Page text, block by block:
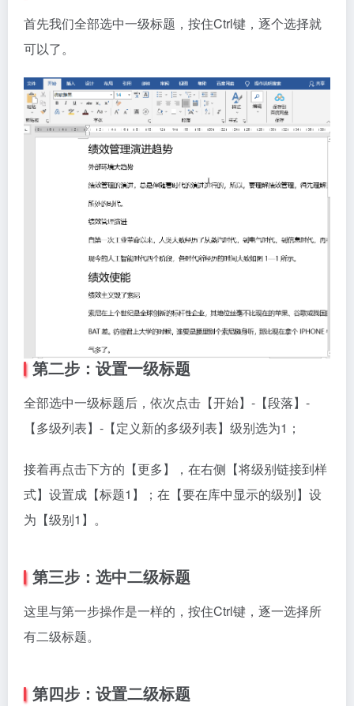
首先我们全部选中一级标题，按住Ctrl键，逐个选择就
可以了。
第二步：设置一级标题
全部选中一级标题后，依次点击【开始】-【段落】-
【多级列表】-【定义新的多级列表】级别选为1；
接着再点击下方的【更多】，在右侧【将级别链接到样
式】设置成【标题1】；在【要在库中显示的级别】设
为【级别1】。
第三步：选中二级标题
这里与第一步操作是一样的，按住Ctrl键，逐一选择所
有二级标题。
第四步：设置二级标题